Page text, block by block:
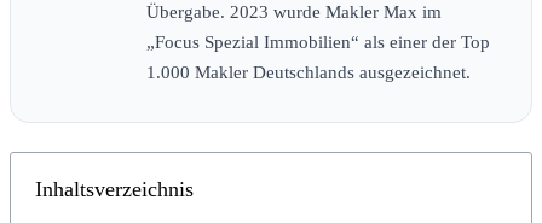
Übergabe. 2023 wurde Makler Max im
„Focus Spezial Immobilien“ als einer der Top
1.000 Makler Deutschlands ausgezeichnet.
Inhaltsverzeichnis